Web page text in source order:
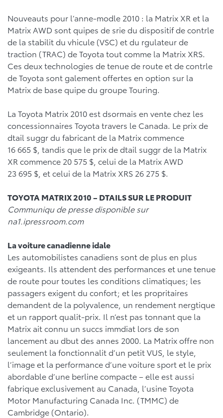
Nouveauts pour l’anne-modle 2010 : la Matrix XR et la
Matrix AWD sont quipes de srie du dispositif de contrle
de la stabilit du vhicule (VSC) et du rgulateur de
traction (TRAC) de Toyota tout comme la Matrix XRS.
Ces deux technologies de tenue de route et de contrle
de Toyota sont galement offertes en option sur la
Matrix de base quipe du groupe Touring.
La Toyota Matrix 2010 est dsormais en vente chez les
concessionnaires Toyota travers le Canada. Le prix de
dtail suggr du fabricant de la Matrix commence
16 665 $, tandis que le prix de dtail suggr de la Matrix
XR commence 20 575 $, celui de la Matrix AWD
23 695 $, et celui de la Matrix XRS 26 275 $.
TOYOTA MATRIX 2010 – DTAILS SUR LE PRODUIT
Communiqu de presse disponible sur
na1.ipressroom.com
La voiture canadienne idale
Les automobilistes canadiens sont de plus en plus
exigeants. Ils attendent des performances et une tenue
de route pour toutes les conditions climatiques; les
passagers exigent du confort; et les propritaires
demandent de la polyvalence, un rendement nergtique
et un rapport qualit-prix. Il n’est pas tonnant que la
Matrix ait connu un succs immdiat lors de son
lancement au dbut des annes 2000. La Matrix offre non
seulement la fonctionnalit d’un petit VUS, le style,
l’image et la performance d’une voiture sport et le prix
abordable d’une berline compacte – elle est aussi
fabrique exclusivement au Canada, l’usine Toyota
Motor Manufacturing Canada Inc. (TMMC) de
Cambridge (Ontario).